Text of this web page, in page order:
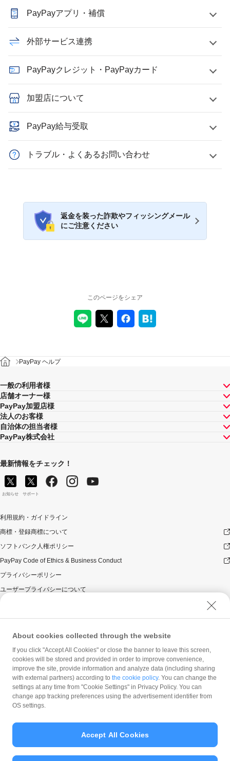
PayPayアプリ・補償
外部サービス連携
PayPayクレジット・PayPayカード
加盟店について
PayPay給与受取
トラブル・よくあるお問い合わせ
返金を装った詐欺やフィッシングメール
にご注意ください
このページをシェア
PayPay ヘルプ
一般の利用者様
店舗オーナー様
PayPay加盟店様
法人のお客様
自治体の担当者様
PayPay株式会社
最新情報をチェック！
お知らせ サポート
利用規約・ガイドライン
商標・登録商標について
ソフトバンク人権ポリシー
PayPay Code of Ethics & Business Conduct
プライバシーポリシー
ユーザープライバシーについて
ウェブサイト利用規約
反社会的勢力に対する方針
勧誘方針
マネロン等基本方針
カスタマーハラスメントに関する当社の考え方
© PayPay Corporation
About cookies collected through the website
If you click "Accept All Cookies" or close the banner to leave this screen,
cookies will be stored and provided in order to improve convenience,
improve the site, provide information and analyze data (including sharing
with external partners) according to the cookie policy. You can change the
settings at any time from "Cookie Settings" in Privacy Policy. You can
change app tracking preferences using the advertisement identifier from
OS settings.
Accept All Cookies